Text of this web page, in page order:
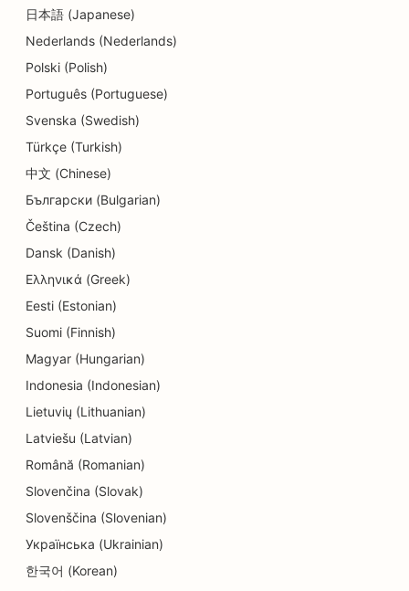
SEO for spisesteder
SEO for utdannings- og barnehagetjenester
SEO for smultringbutikker
SEO for elektrikere
SEO for dansestudioer
SEO for elektronikkbutikker
SEO for endodontister
SEO for rømningsrom
EO for etniske restauranter
SEO for gård-til-bord-restauranter
SEO for ansiktsløftningstjenester
SEO for finansplanleggere
日本語 (Japanese)
Nederlands (Nederlands)
Polski (Polish)
Português (Portuguese)
Svenska (Swedish)
Türkçe (Turkish)
中文 (Chinese)
Български (Bulgarian)
Čeština (Czech)
Dansk (Danish)
Ελληνικά (Greek)
Eesti (Estonian)
Suomi (Finnish)
Magyar (Hungarian)
Indonesia (Indonesian)
Lietuvių (Lithuanian)
Latviešu (Latvian)
Română (Romanian)
Slovenčina (Slovak)
Slovenščina (Slovenian)
Українська (Ukrainian)
한국어 (Korean)